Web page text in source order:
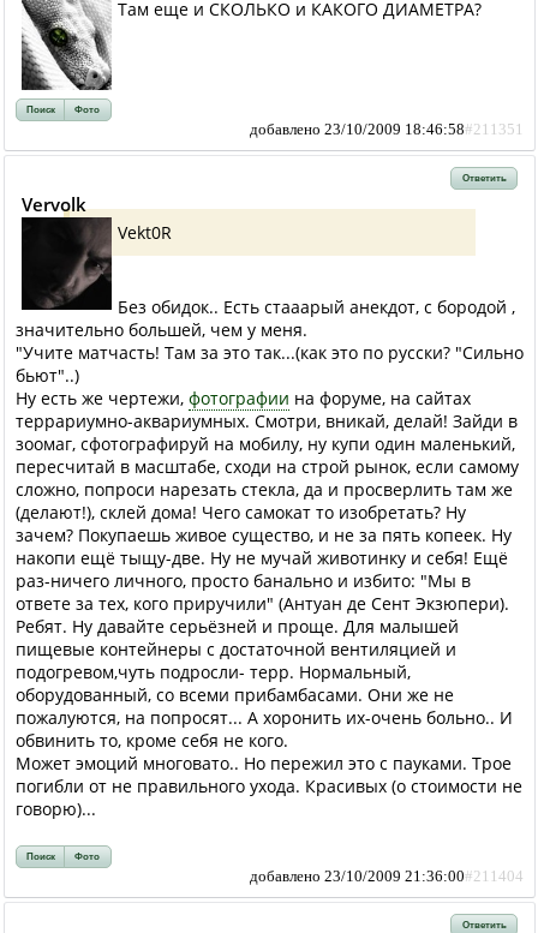
Там еще и СКОЛЬКО и КАКОГО ДИАМЕТРА?
Поиск Фото
добавлено 23/10/2009 18:46:58#211351
Ответить
Vervolk
Vekt0R
Без обидок.. Есть стааарый анекдот, с бородой ,
значительно большей, чем у меня.
"Учите матчасть! Там за это так...(как это по русски? "Сильно
бьют"..)
Ну есть же чертежи, фотографии на форуме, на сайтах
террариумно-аквариумных. Смотри, вникай, делай! Зайди в
зоомаг, сфотографируй на мобилу, ну купи один маленький,
пересчитай в масштабе, сходи на строй рынок, если самому
сложно, попроси нарезать стекла, да и просверлить там же
(делают!), склей дома! Чего самокат то изобретать? Ну
зачем? Покупаешь живое существо, и не за пять копеек. Ну
накопи ещё тыщу-две. Ну не мучай животинку и себя! Ещё
раз-ничего личного, просто банально и избито: "Мы в
ответе за тех, кого приручили" (Антуан де Сент Экзюпери).
Ребят. Ну давайте серьёзней и проще. Для малышей
пищевые контейнеры с достаточной вентиляцией и
подогревом,чуть подросли- терр. Нормальный,
оборудованный, со всеми прибамбасами. Они же не
пожалуются, на попросят... А хоронить их-очень больно.. И
обвинить то, кроме себя не кого.
Может эмоций многовато.. Но пережил это с пауками. Трое
погибли от не правильного ухода. Красивых (о стоимости не
говорю)...
Поиск Фото
добавлено 23/10/2009 21:36:00#211404
Ответить